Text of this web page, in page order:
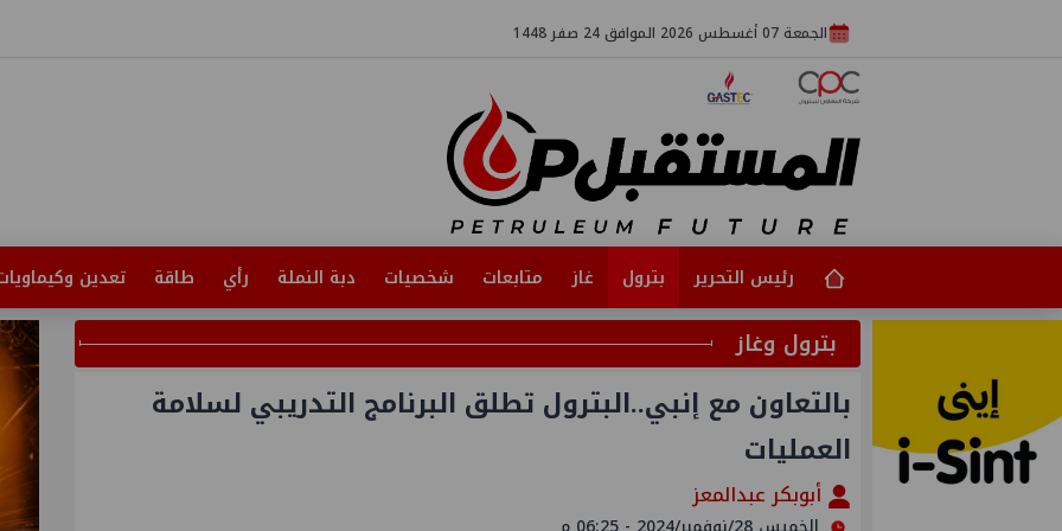
الجمعة 07 أغسطس 2026 الموافق 24 صفر 1448
رئيس التحرير بترول غاز متابعات شخصيات دبة النملة رأي طاقة تعدين
بترول وغاز
بالتعاون مع إنبي..البترول تطلق البرنامج التدريبي لسلامة
العمليات
أبوبكر عبدالمعز